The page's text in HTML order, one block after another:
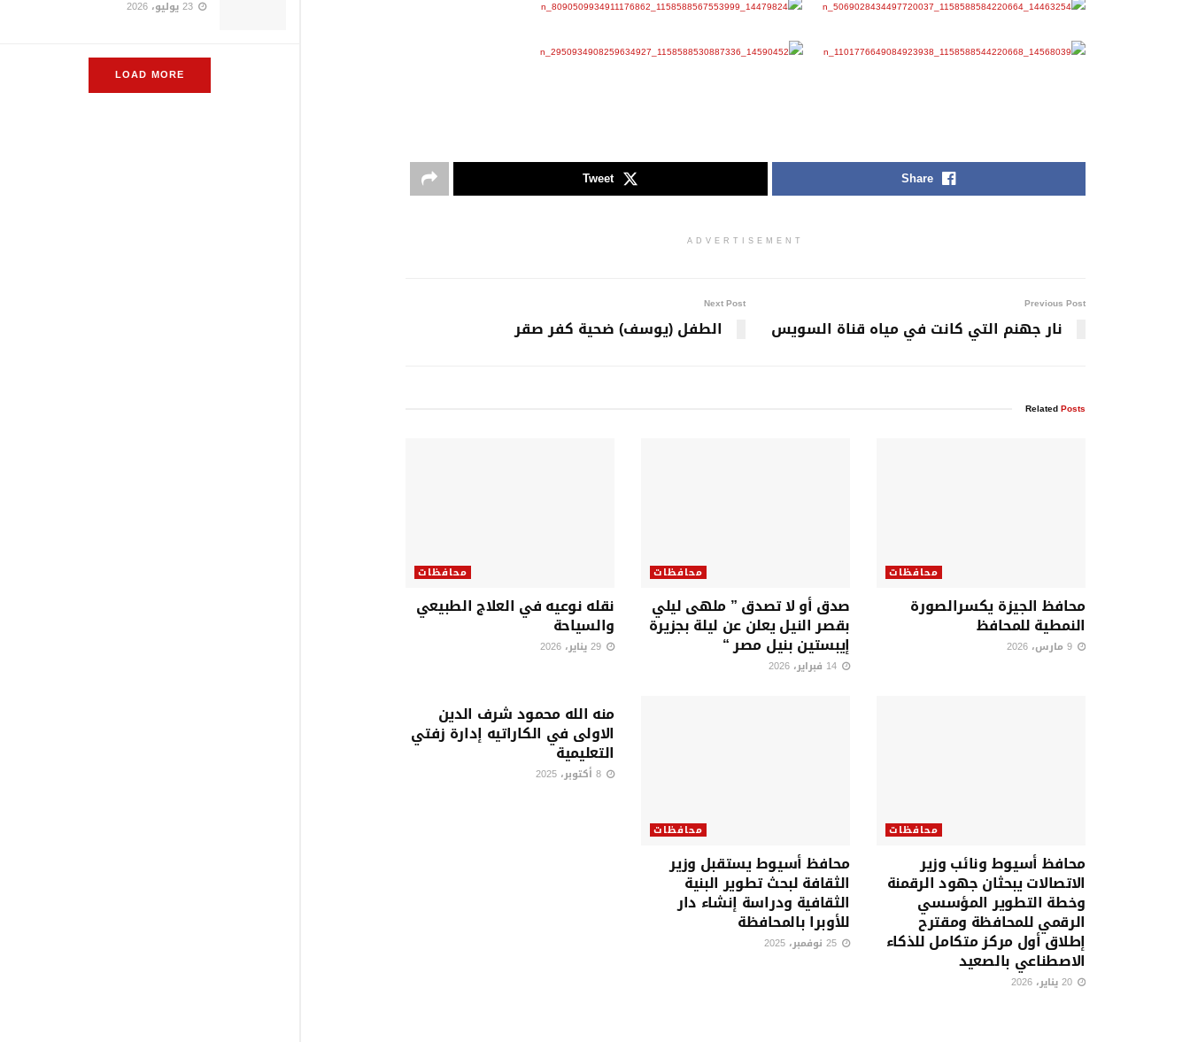
LOAD MORE
Share
Tweet
ADVERTISEMENT
Previous Post
نار جهنم التي كانت في مياه قناة السويس
Next Post
الطفل (يوسف) ضحية كفر صقر
RelatedPosts
محافظات
محافظ الجيزة يكسرالصورة
النمطية للمحافظ
محافظات
صدق أو لا تصدق ” ملهى ليلي
بقصر النيل يعلن عن ليلة بجزيرة
إيبستين بنيل مصر “
محافظات
نقله نوعيه في العلاج الطبيعي
والسياحة
محافظات
محافظ أسيوط ونائب وزير
الاتصالات يبحثان جهود الرقمنة
وخطة التطوير المؤسسي
الرقمي للمحافظة ومقترح
إطلاق أول مركز متكامل للذكاء
الاصطناعي بالصعيد
محافظات
محافظ أسيوط يستقبل وزير
الثقافة لبحث تطوير البنية
الثقافية ودراسة إنشاء دار
للأوبرا بالمحافظة
منه الله محمود شرف الدين
الاولى في الكاراتيه إدارة زفتي
التعليمية